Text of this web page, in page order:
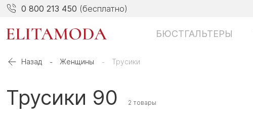
0 800 213 450 (бесплатно)
БЮСТГАЛЬТЕРЫ
Назад Женщины Трусики
Трусики 90 2 товары